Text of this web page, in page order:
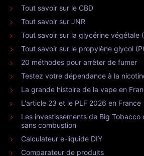
Tout savoir sur le CBD
Tout savoir sur JNR
Tout savoir sur la glycérine végétale
Tout savoir sur le propylène glycol
20 méthodes pour arrêter de fumer
Testez votre dépendance à la
La grande histoire de la vape en
L'article 23 et le PLF 2026 en France
Les investissements de Big Tobacco
sans combustion
Calculateur e-liquide DIY
Comparateur de produits